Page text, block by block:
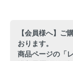
【会員様へ】ご
おります。
商品ページの「